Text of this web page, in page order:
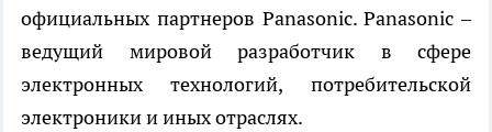
официальных партнеров Panasonic. Panasonic –
ведущий мировой разработчик в сфере
электронных технологий, потребительской
электроники и иных отраслях.